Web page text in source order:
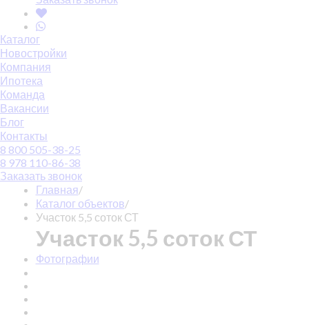
Каталог
Новостройки
Компания
Ипотека
Команда
Вакансии
Блог
Контакты
8 800 505-38-25
8 978 110-86-38
Заказать звонок
Главная/
Каталог объектов/
Участок 5,5 соток СТ
Участок 5,5 соток СТ
Фотографии